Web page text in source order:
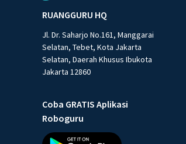
RUANGGURU HQ
Jl. Dr. Saharjo No.161, Manggarai
Selatan, Tebet, Kota Jakarta
Selatan, Daerah Khusus Ibukota
Jakarta 12860
Coba GRATIS Aplikasi
Roboguru